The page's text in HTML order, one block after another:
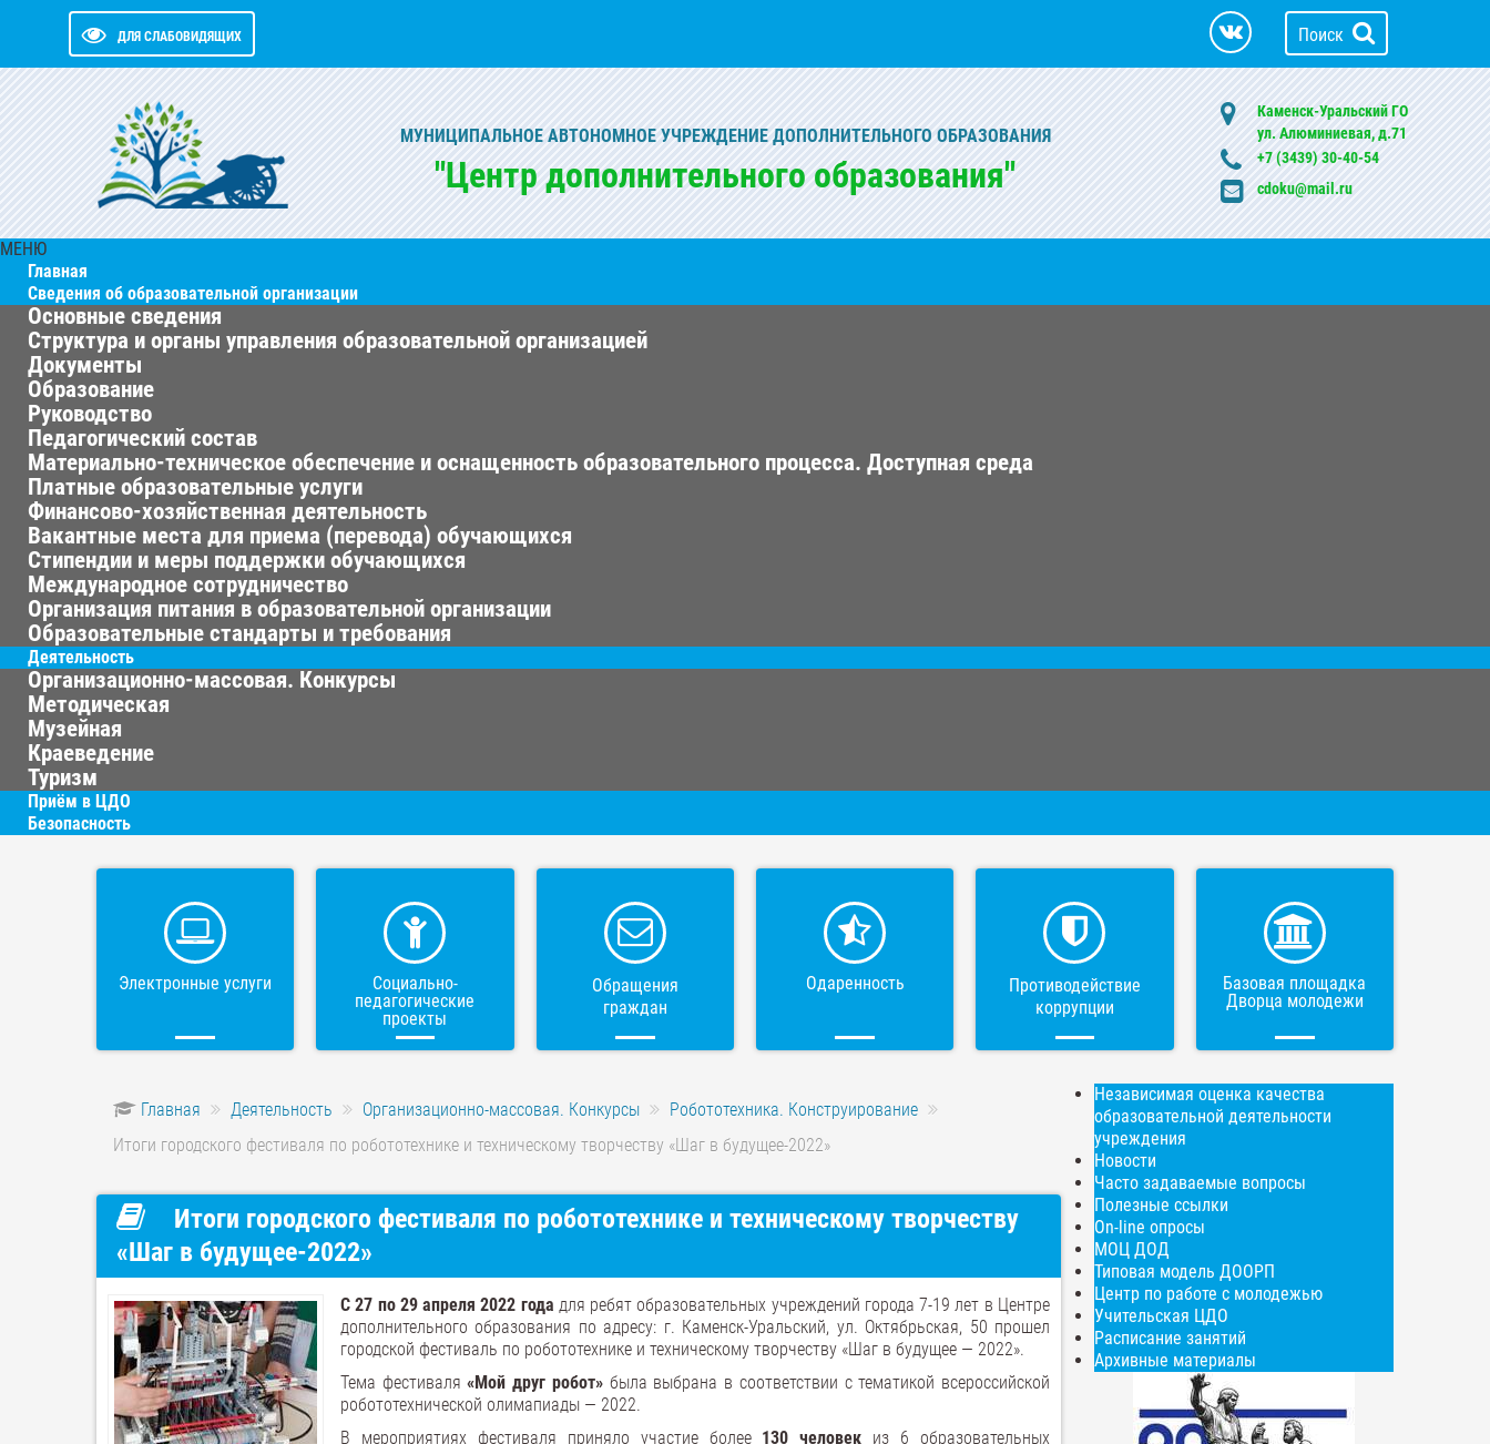
ДЛЯ СЛАБОВИДЯЩИХ Поиск
МУНИЦИПАЛЬНОЕ АВТОНОМНОЕ УЧРЕЖДЕНИЕ ДОПОЛНИТЕЛЬНОГО ОБРАЗОВАНИЯ
"Центр дополнительного образования"
Каменск-Уральский ГО
ул. Алюминиевая, д.71
+7 (3439) 30-40-54
cdoku@mail.ru
МЕНЮ
Главная
Сведения об образовательной организации
Основные сведения
Структура и органы управления образовательной организацией
Документы
Образование
Руководство
Педагогический состав
Материально-техническое обеспечение и оснащенность образовательного процесса. Доступная среда
Платные образовательные услуги
Финансово-хозяйственная деятельность
Вакантные места для приема (перевода) обучающихся
Стипендии и меры поддержки обучающихся
Международное сотрудничество
Организация питания в образовательной организации
Образовательные стандарты и требования
Деятельность
Организационно-массовая. Конкурсы
Методическая
Музейная
Краеведение
Туризм
Приём в ЦДО
Безопасность
Электронные услуги
Социально-
педагогические
проекты
Обращения
граждан
Одаренность
Противодействие
коррупции
Базовая площадка
Дворца молодежи
Главная Деятельность Организационно-массовая. Конкурсы
Робототехника. Конструирование
Итоги городского фестиваля по робототехнике и техническому творчеству «Шаг в будущее-2022»
Итоги городского фестиваля по робототехнике и техническому творчеству
«Шаг в будущее-2022»
С 27 по 29 апреля 2022 года для ребят образовательных учреждений города 7-19 лет в Центре
дополнительного образования по адресу: г. Каменск-Уральский, ул. Октябрьская, 50 прошел
городской фестиваль по робототехнике и техническому творчеству «Шаг в будущее — 2022».
Тема фестиваля«Мой друг робот»была выбрана в соответствии с тематикой всероссийской
робототехнической олимапиады — 2022.
В мероприятиях фестиваля приняло участие более 130 человек из 6 образовательных
Независимая оценка качества
образовательной деятельности
учреждения
Новости
Часто задаваемые вопросы
Полезные ссылки
On-line опросы
МОЦ ДОД
Типовая модель ДООРП
Центр по работе с молодежью
Учительская ЦДО
Расписание занятий
Архивные материалы